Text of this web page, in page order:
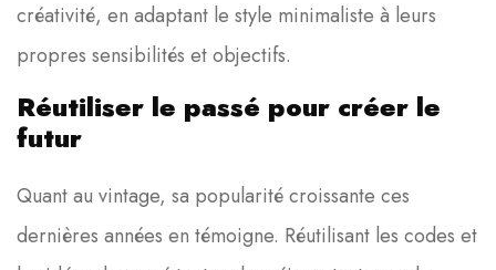
créativité, en adaptant le style minimaliste à leurs
propres sensibilités et objectifs.
Réutiliser le passé pour créer le
futur
Quant au vintage, sa popularité croissante ces
dernières années en témoigne. Réutilisant les codes et